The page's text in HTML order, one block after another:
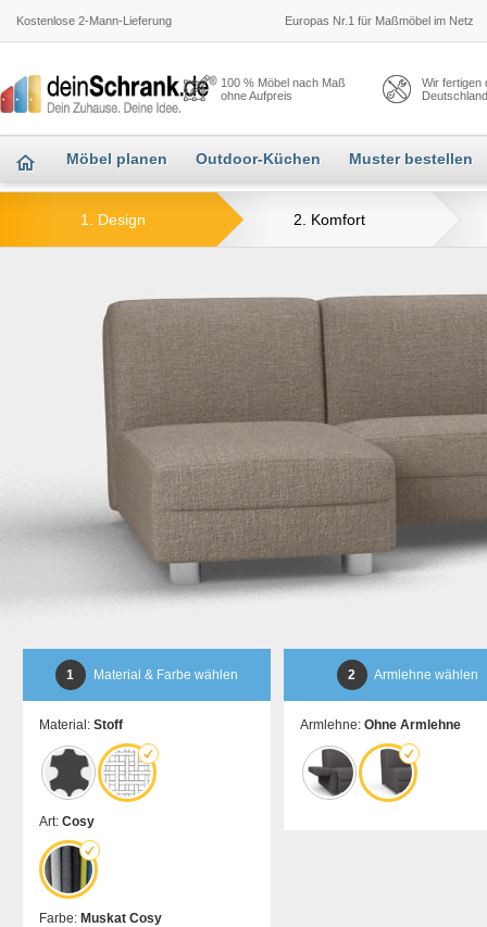
Kostenlose 2-Mann-Lieferung Europas Nr.1 für Maßmöbel im Netz
100 % Möbel nach Maß
ohne Aufpreis
Wir fertigen
Möbel planen Outdoor-Küchen Muster bestellen
2. Komfort
1. Design
1 Material & Farbe wählen
Material: Stoff
Art: Cosy
Farbe: Muskat Cosy
2 Armlehne wählen
Armlehne: Ohne Armlehne